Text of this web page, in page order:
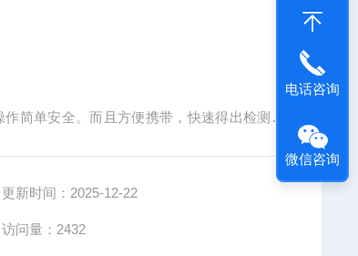
简单安全。而且方便携带，快速得出检测结
检测。
更新时间：2025-12-22
访问量：2432
电话咨询
微信咨询